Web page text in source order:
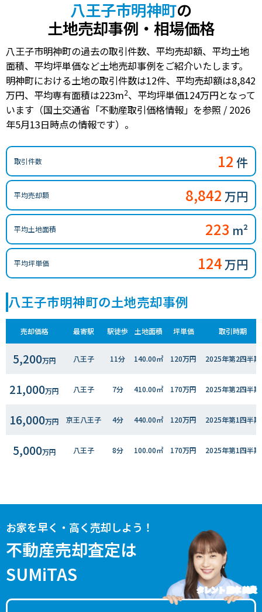
八王子市明神町の
土地売却事例・相場価格
八王子市明神町の過去の取引件数、平均売却額、平均土地
面積、平均坪単価など土地売却事例をご紹介いたします。
明神町における土地の取引件数は12件、 平均売却額は8,842
万円、 平均専有面積は223m2、 平均坪単価124万円となって
います（国土交通省「不動産取引価格情報」を参照 / 2026
年5月13日時点の情報です）。
取引件数 12 件
平均売却額 8,842 万円
平均土地面積 223 m²
平均坪単価 124 万円
八王子市明神町の土地売却事例
売却価格 最寄駅 駅徒歩 土地面積 坪単価 取引時期
5,200万円 八王子 11分 140.00㎡ 120万円 2025年第2四半期
21,000万円 八王子 7分 410.00㎡ 170万円 2025年第2四半期
16,000万円 京王八王子 4分 440.00㎡ 120万円 2025年第1四半期
5,000万円 八王子 8分 100.00㎡ 170万円 2025年第1四半期
27,000万円 京王八王子 3分 200万円 2023年第4四半期
6,100 万円 京王八王子 58万円 2023年第１四半期
6,000 京王八王子 11分 230.00㎡ 86万円 2022年第４四半期
お家を早く・高く売却しよう！
不動産売却査定は
SUMiTAS
タレント 藤本 美貴